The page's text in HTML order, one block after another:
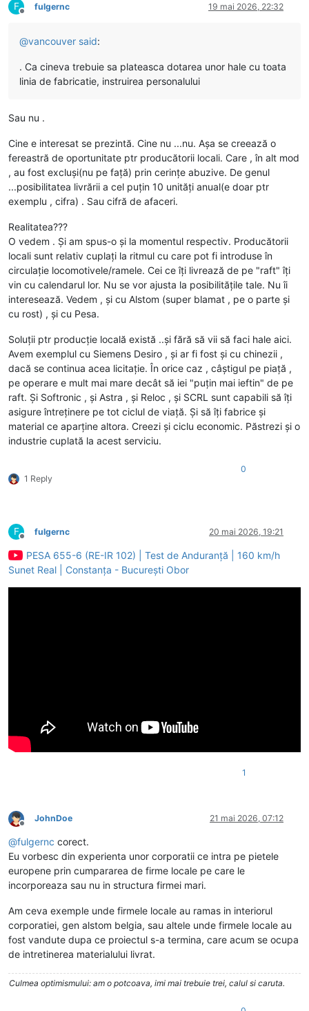
F
Deconectat
fulgernc 19 mai 2026, 22:32
@vancouver said:
. Ca cineva trebuie sa plateasca dotarea unor hale cu toata
linia de fabricatie, instruirea personalului
Sau nu .
Cine e interesat se prezintă. Cine nu ...nu. Așa se creează o
fereastră de oportunitate ptr producătorii locali. Care , în alt mod
, au fost excluși(nu pe față) prin cerințe abuzive. De genul
...posibilitatea livrării a cel puțin 10 unități anual(e doar ptr
exemplu , cifra) . Sau cifră de afaceri.
Realitatea???
O vedem . Și am spus-o și la momentul respectiv. Producătorii
locali sunt relativ cuplați la ritmul cu care pot fi introduse în
circulație locomotivele/ramele. Cei ce îți livrează de pe "raft" îți
vin cu calendarul lor. Nu se vor ajusta la posibilitățile tale. Nu îi
interesează. Vedem , și cu Alstom (super blamat , pe o parte și
cu rost) , și cu Pesa.
Soluții ptr producție locală există ..și fără să vii să faci hale aici.
Avem exemplul cu Siemens Desiro , și ar fi fost și cu chinezii ,
dacă se continua acea licitație. În orice caz , câștigul pe piață ,
pe operare e mult mai mare decât să iei "puțin mai ieftin" de pe
raft. Și Softronic , și Astra , și Reloc , și SCRL sunt capabili să îți
asigure întreținere pe tot ciclul de viață. Și să îți fabrice și
material ce aparține altora. Creezi și ciclu economic. Păstrezi și o
industrie cuplată la acest serviciu.
1 Reply
0
F
Deconectat
fulgernc 20 mai 2026, 19:21
PESA 655-6 (RE-IR 102) | Test de Anduranță | 160 km/h
Sunet Real | Constanța - București Obor
1
Deconectat
JohnDoe 21 mai 2026, 07:12
@fulgernc corect.
Eu vorbesc din experienta unor corporatii ce intra pe pietele
europene prin cumpararea de firme locale pe care le
incorporeaza sau nu in structura firmei mari.
Am ceva exemple unde firmele locale au ramas in interiorul
corporatiei, gen alstom belgia, sau altele unde firmele locale au
fost vandute dupa ce proiectul s-a termina, care acum se ocupa
de intretinerea materialului livrat.
Culmea optimismului: am o potcoava, imi mai trebuie trei, calul si caruta.